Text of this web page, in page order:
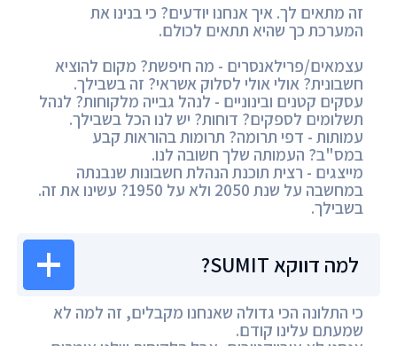
זה מתאים לך. איך אנחנו יודעים? כי בנינו את
המערכת כך שהיא תתאים לכולם.
עצמאים/פרילאנסרים - מה חיפשת? מקום להוציא
חשבונית? אולי אולי לסלוק אשראי? זה בשבילך.
עסקים קטנים ובינוניים - לנהל גבייה מלקוחות? לנהל
תשלומים לספקים? דוחות? יש לנו הכל בשבילך.
עמותות - דפי תרומה? תרומות בהוראות קבע
במס"ב? העמותה שלך חשובה לנו.
מייצגים - רצית תוכנת הנהלת חשבונות שנבנתה
במחשבה על שנת 2050 ולא על 1950? עשינו את זה.
בשבילך.
למה דווקא SUMIT?
כי התלונה הכי גדולה שאנחנו מקבלים, זה למה לא
שמעתם עלינו קודם.